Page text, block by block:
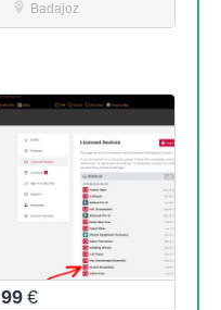
Badajoz
99 €